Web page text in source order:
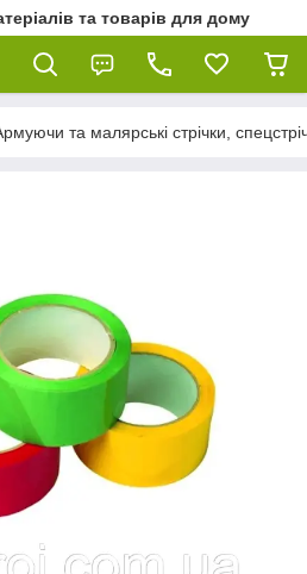
та товарів для дому
та малярські стрічки,